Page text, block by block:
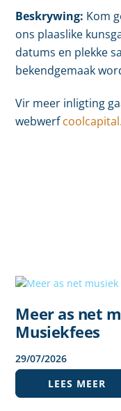
Beskrywing: Kom
ons plaaslike
datums en plekke
bekendgemaak
Vir meer inligting
webwerf
Meer as net
Musiekfees
29/07/2026
LEES MEER